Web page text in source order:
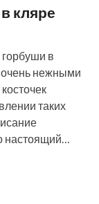
кляре
в
очень нежными
таких
настоящий…